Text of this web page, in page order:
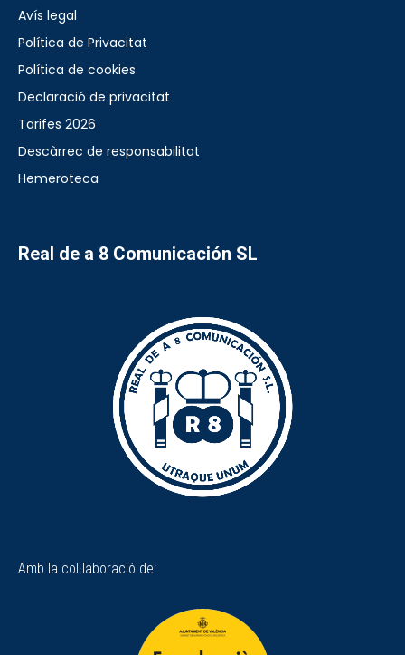
Avís legal
Política de Privacitat
Política de cookies
Declaració de privacitat
Tarifes 2026
Descàrrec de responsabilitat
Hemeroteca
Real de a 8 Comunicación SL
Amb la col·laboració de: